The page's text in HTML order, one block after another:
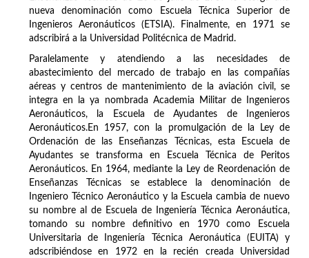
nueva denominación como Escuela Técnica Superior de
Ingenieros Aeronáuticos (ETSIA). Finalmente, en 1971 se
adscribirá a la Universidad Politécnica de Madrid.
Paralelamente y atendiendo a las necesidades de
abastecimiento del mercado de trabajo en las compañías
aéreas y centros de mantenimiento de la aviación civil, se
integra en la ya nombrada Academia Militar de Ingenieros
Aeronáuticos, la Escuela de Ayudantes de Ingenieros
Aeronáuticos.En 1957, con la promulgación de la Ley de
Ordenación de las Enseñanzas Técnicas, esta Escuela de
Ayudantes se transforma en Escuela Técnica de Peritos
Aeronáuticos. En 1964, mediante la Ley de Reordenación de
Enseñanzas Técnicas se establece la denominación de
Ingeniero Técnico Aeronáutico y la Escuela cambia de nuevo
su nombre al de Escuela de Ingeniería Técnica Aeronáutica,
tomando su nombre definitivo en 1970 como Escuela
Universitaria de Ingeniería Técnica Aeronáutica (EUITA) y
adscribiéndose en 1972 en la recién creada Universidad